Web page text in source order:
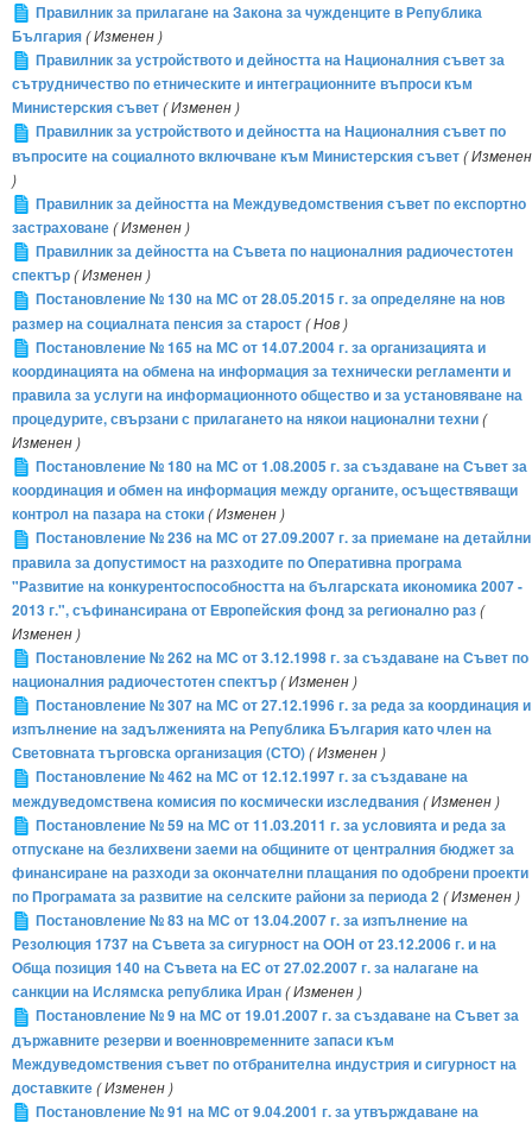
Правилник за прилагане на Закона за чужденците в Република
България( Изменен )
Правилник за устройството и дейността на Националния съвет за
сътрудничество по етническите и интеграционните въпроси към
Министерския съвет( Изменен )
Правилник за устройството и дейността на Националния съвет по
въпросите на социалното включване към Министерския съвет( Изменен
)
Правилник за дейността на Междуведомствения съвет по експортно
застраховане( Изменен )
Правилник за дейността на Съвета по националния радиочестотен
спектър( Изменен )
Постановление № 130 на МС от 28.05.2015 г. за определяне на нов
размер на социалната пенсия за старост( Нов )
Постановление № 165 на МС от 14.07.2004 г. за организацията и
координацията на обмена на информация за технически регламенти и
правила за услуги на информационното общество и за установяване на
процедурите, свързани с прилагането на някои национални техни(
Изменен )
Постановление № 180 на МС от 1.08.2005 г. за създаване на Съвет за
координация и обмен на информация между органите, осъществяващи
контрол на пазара на стоки( Изменен )
Постановление № 236 на МС от 27.09.2007 г. за приемане на детайлни
правила за допустимост на разходите по Оперативна програма
"Развитие на конкурентоспособността на българската икономика 2007 -
2013 г.", съфинансирана от Европейския фонд за регионално раз(
Изменен )
Постановление № 262 на МС от 3.12.1998 г. за създаване на Съвет по
националния радиочестотен спектър( Изменен )
Постановление № 307 на МС от 27.12.1996 г. за реда за координация и
изпълнение на задълженията на Република България като член на
Световната търговска организация (СТО)( Изменен )
Постановление № 462 на МС от 12.12.1997 г. за създаване на
междуведомствена комисия по космически изследвания( Изменен )
Постановление № 59 на МС от 11.03.2011 г. за условията и реда за
отпускане на безлихвени заеми на общините от централния бюджет за
финансиране на разходи за окончателни плащания по одобрени проекти
по Програмата за развитие на селските райони за периода 2 ( Изменен )
Постановление № 83 на МС от 13.04.2007 г. за изпълнение на
Резолюция 1737 на Съвета за сигурност на ООН от 23.12.2006 г. и на
Обща позиция 140 на Съвета на ЕС от 27.02.2007 г. за налагане на
санкции на Ислямска република Иран( Изменен )
Постановление № 9 на МС от 19.01.2007 г. за създаване на Съвет за
държавните резерви и военновременните запаси към
Междуведомствения съвет по отбранителна индустрия и сигурност на
доставките( Изменен )
Постановление № 91 на МС от 9.04.2001 г. за утвърждаване на